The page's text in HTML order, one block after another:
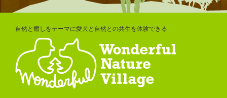
自然と癒しをテーマに愛犬と自然との共生を体験できる